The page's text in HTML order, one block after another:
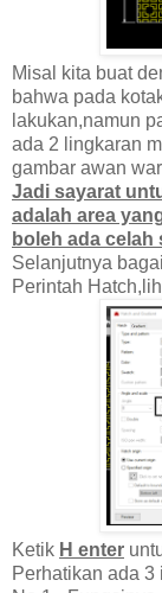
Misal kita buat
bahwa pada
lakukan,namun
ada 2 lingkaran
gambar awan
Jadi sayarat
adalah area
boleh ada celah
Selanjutnya
Perintah
Ketik H enter
Perhatikan ada 3